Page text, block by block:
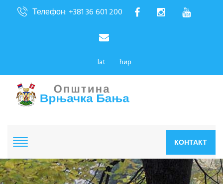
Телефон: +381 36 601 200
lat ћир
КОНТАКТ